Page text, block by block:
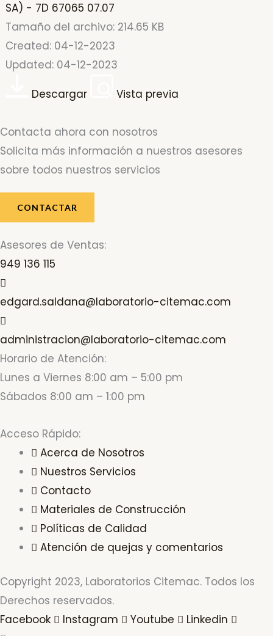
SA) - 7D 67065 07.07
Tamaño del archivo: 214.65 KB
Created: 04-12-2023
Updated: 04-12-2023
Descargar
Vista previa
Contacta ahora con nosotros
Solicita más información a nuestros asesores
sobre todos nuestros servicios
CONTACTAR
Asesores de Ventas:
949 136 115
edgard.saldana@laboratorio-citemac.com
administracion@laboratorio-citemac.com
Horario de Atención:
Lunes a Viernes 8:00 am – 5:00 pm
Sábados 8:00 am – 1:00 pm
Acceso Rápido:
Acerca de Nosotros
Nuestros Servicios
Contacto
Materiales de Construcción
Políticas de Calidad
Atención de quejas y comentarios
Copyright 2023, Laboratorios Citemac. Todos los
Derechos reservados.
Facebook
Instagram Youtube Linkedin